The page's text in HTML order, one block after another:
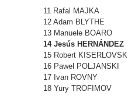
11 Rafal MAJKA
12 Adam BLYTHE
13 Manuele BOARO
14 Jesús HERNÁNDEZ
15 Robert KISERLOVSKI
16 Pawel POLJANSKI
17 Ivan ROVNY
18 Yury TROFIMOV